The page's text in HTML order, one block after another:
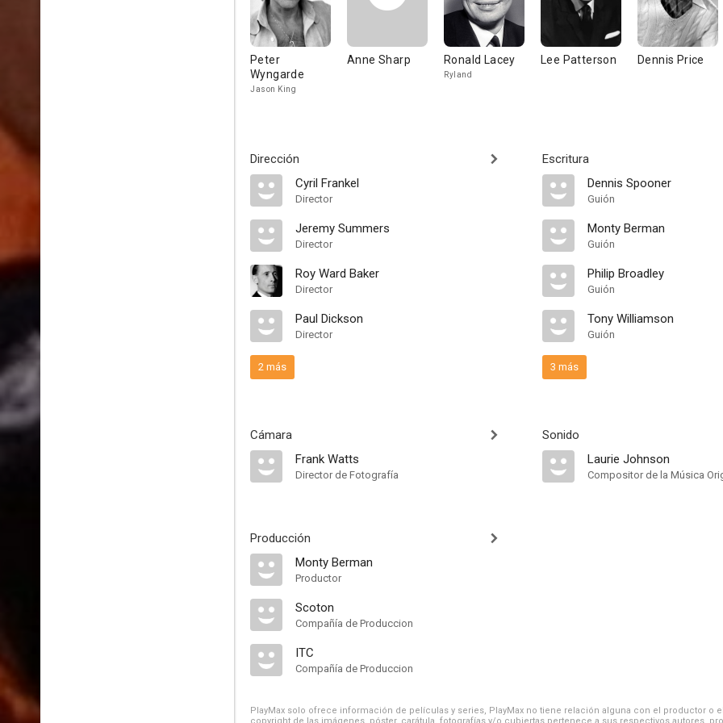
Peter
Wyngarde
Jason King
Anne Sharp Ronald Lacey
Ryland
Lee Patterson Dennis Price
Dirección
Cyril Frankel
Director
Jeremy Summers
Director
Roy Ward Baker
Director
Paul Dickson
Director
2 más
Cámara
Frank Watts
Director de Fotografía
Producción
Monty Berman
Productor
Scoton
Compañía de Produccion
ITC
Compañía de Produccion
Escritura
Dennis Spooner
Guión
Monty Berman
Guión
Philip Broadley
Guión
Tony Williamson
Guión
3 más
Sonido
Laurie Johnson
Compositor de la Música
PlayMax solo ofrece información de películas y series, PlayMax no tiene relación alguna con el productor o